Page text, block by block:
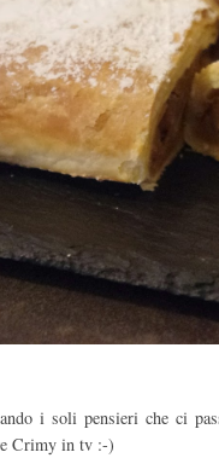
i soli pensieri che ci
Crimy in tv :-)